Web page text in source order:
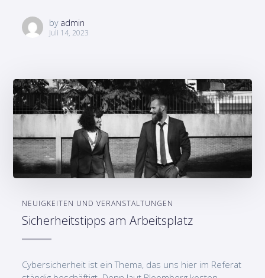
by admin
Juli 14, 2023
NEUIGKEITEN UND VERANSTALTUNGEN
Sicherheitstipps am Arbeitsplatz
Cybersicherheit ist ein Thema, das uns hier im Referat